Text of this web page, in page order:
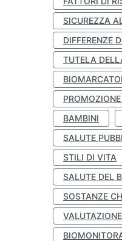
SICUREZZA
DIFFERENZE
TUTELA
BAMBINI
SALUTE
STILI DI VITA
SALUTE DEL
SOSTANZE